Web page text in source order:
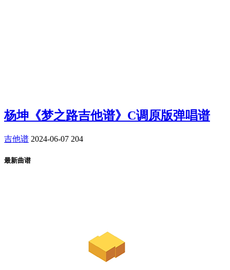
杨坤《梦之路吉他谱》C调原版弹唱谱
吉他谱 2024-06-07 204
最新曲谱